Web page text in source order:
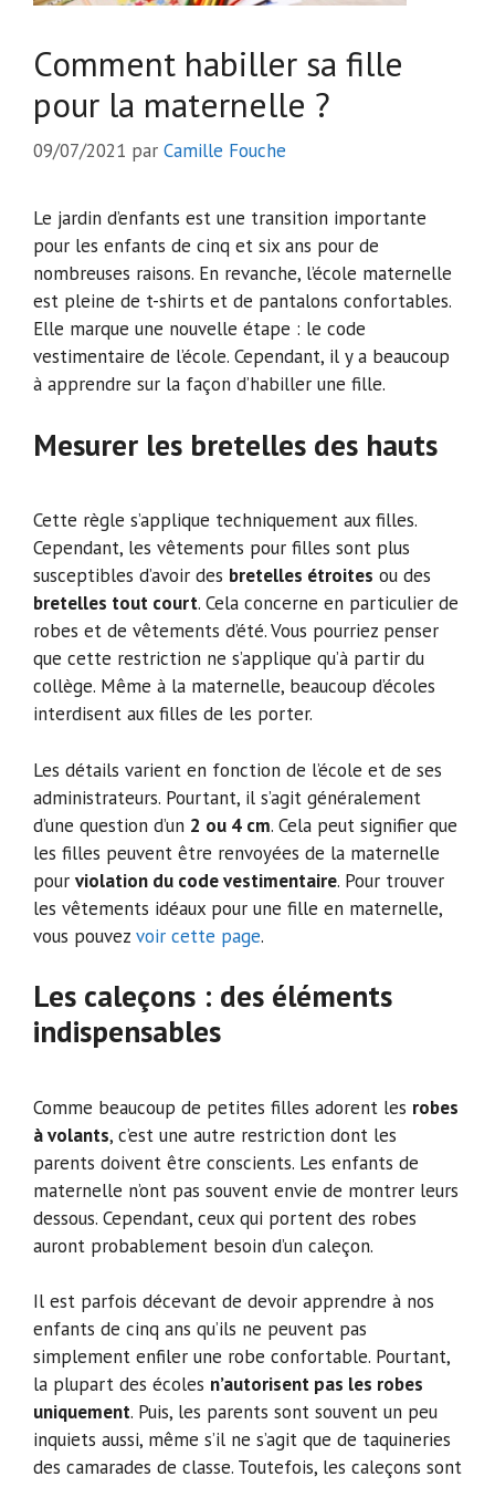
Comment habiller sa fille
pour la maternelle ?
09/07/2021 par Camille Fouche
Le jardin d’enfants est une transition importante
pour les enfants de cinq et six ans pour de
nombreuses raisons. En revanche, l’école maternelle
est pleine de t-shirts et de pantalons confortables.
Elle marque une nouvelle étape : le code
vestimentaire de l’école. Cependant, il y a beaucoup
à apprendre sur la façon d’habiller une fille.
Mesurer les bretelles des hauts
Cette règle s’applique techniquement aux filles.
Cependant, les vêtements pour filles sont plus
susceptibles d’avoir des bretelles étroites ou des
bretelles tout court. Cela concerne en particulier de
robes et de vêtements d’été. Vous pourriez penser
que cette restriction ne s’applique qu’à partir du
collège. Même à la maternelle, beaucoup d’écoles
interdisent aux filles de les porter.
Les détails varient en fonction de l’école et de ses
administrateurs. Pourtant, il s’agit généralement
d’une question d’un 2 ou 4 cm. Cela peut signifier que
les filles peuvent être renvoyées de la maternelle
pour violation du code vestimentaire. Pour trouver
les vêtements idéaux pour une fille en maternelle,
vous pouvez voir cette page.
Les caleçons : des éléments
indispensables
Comme beaucoup de petites filles adorent les robes
à volants, c’est une autre restriction dont les
parents doivent être conscients. Les enfants de
maternelle n’ont pas souvent envie de montrer leurs
dessous. Cependant, ceux qui portent des robes
auront probablement besoin d’un caleçon.
Il est parfois décevant de devoir apprendre à nos
enfants de cinq ans qu’ils ne peuvent pas
simplement enfiler une robe confortable. Pourtant,
la plupart des écoles n’autorisent pas les robes
uniquement. Puis, les parents sont souvent un peu
inquiets aussi, même s’il ne s’agit que de taquineries
des camarades de classe. Toutefois, les caleçons sont